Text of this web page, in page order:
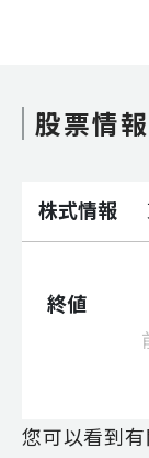
股票情報
您可以看到